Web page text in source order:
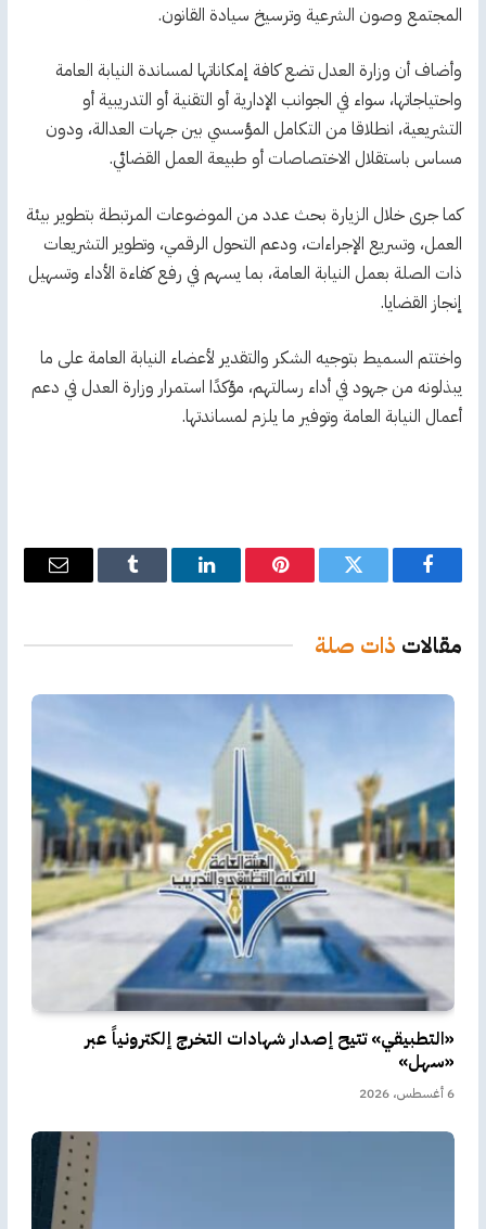
المجتمع وصون الشرعية وترسيخ سيادة القانون.
وأضاف أن وزارة العدل تضع كافة إمكاناتها لمساندة النيابة العامة
واحتياجاتها، سواء في الجوانب الإدارية أو التقنية أو التدريبية أو
التشريعية، انطلاقا من التكامل المؤسسي بين جهات العدالة، ودون
مساس باستقلال الاختصاصات أو طبيعة العمل القضائي.
كما جرى خلال الزيارة بحث عدد من الموضوعات المرتبطة بتطوير بيئة
العمل، وتسريع الإجراءات، ودعم التحول الرقمي، وتطوير التشريعات
ذات الصلة بعمل النيابة العامة، بما يسهم في رفع كفاءة الأداء وتسهيل
إنجاز القضايا.
واختتم السميط بتوجيه الشكر والتقدير لأعضاء النيابة العامة على ما
يبذلونه من جهود في أداء رسالتهم، مؤكدًا استمرار وزارة العدل في دعم
أعمال النيابة العامة وتوفير ما يلزم لمساندتها.
فيسبوك تويتر بينتيريستلينكدإن Tumblr
البريد
مقالات ذات صلة
«التطبيقي» تتيح إصدار شهادات التخرج إلكترونياً عبر
«سهل»
6 أغسطس، 2026